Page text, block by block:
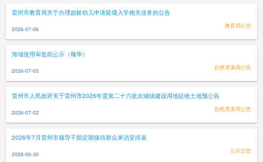
雷州市教育局关于办理超龄幼儿申请延缓入学相关业务的公告
2026-07-06 教育局公告
海域使用审批前公示（颂华）
2026-07-03 自然资源局公告
雷州市人民政府关于雷州市2026年度第二十六批次城镇建设用地征收土地预公告
2026-07-02 自然资源局公告
2026年7月雷州市领导干部定期接待群众来访安排表
2026-06-30 公示公告